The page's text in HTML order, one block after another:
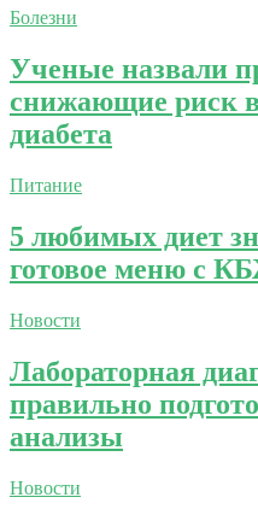
Болезни
Ученые назвали
снижающие риск
диабета
Питание
5 любимых диет
готовое меню с
Новости
Лабораторная
правильно
анализы
Новости